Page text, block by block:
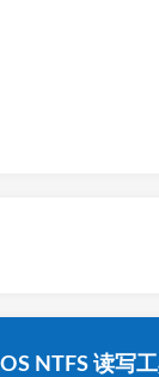
NTFS 读写